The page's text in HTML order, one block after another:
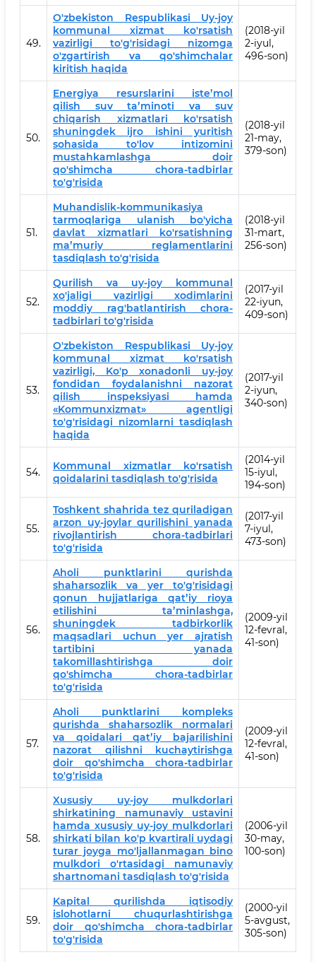
49.
O'zbekiston Respublikasi Uy-joy
kommunal xizmat ko'rsatish
vazirligi to'g'risidagi nizomga
o'zgartirish va qo'shimchalar
kiritish haqida
(2018-yil
2-iyul,
496-son)
50.
Energiya resurslarini isteʼmol
qilish suv taʼminoti va suv
chiqarish xizmatlari ko'rsatish
shuningdek ijro ishini yuritish
sohasida to'lov intizomini
mustahkamlashga doir
qo'shimcha chora-tadbirlar
to'g'risida
(2018-yil
21-may,
379-son)
51.
Muhandislik-kommunikasiya
tarmoqlariga ulanish bo'yicha
davlat xizmatlari ko'rsatishning
maʼmuriy reglamentlarini
tasdiqlash to'g'risida
(2018-yil
31-mart,
256-son)
52.
Qurilish va uy-joy kommunal
xo'jaligi vazirligi xodimlarini
moddiy rag'batlantirish chora-
tadbirlari to'g'risida
(2017-yil
22-iyun,
409-son)
53.
O'zbekiston Respublikasi Uy-joy
kommunal xizmat ko'rsatish
vazirligi, Ko'p xonadonli uy-joy
fondidan foydalanishni nazorat
qilish inspeksiyasi hamda
«Kommunxizmat» agentligi
to'g'risidagi nizomlarni tasdiqlash
haqida
(2017-yil
2-iyun,
340-son)
54.
Kommunal xizmatlar ko'rsatish
qoidalarini tasdiqlash to'g'risida
(2014-yil
15-iyul,
194-son)
55.
Toshkent shahrida tez quriladigan
arzon uy-joylar qurilishini yanada
rivojlantirish chora-tadbirlari
to'g'risida
(2017-yil
7-iyul,
473-son)
56.
Aholi punktlarini qurishda
shaharsozlik va yer to'g'risidagi
qonun hujjatlariga qatʼiy rioya
etilishini taʼminlashga,
shuningdek tadbirkorlik
maqsadlari uchun yer ajratish
tartibini yanada
takomillashtirishga doir
qo'shimcha chora-tadbirlar
to'g'risida
(2009-yil
12-fevral,
41-son)
57.
Aholi punktlarini kompleks
qurishda shaharsozlik normalari
va qoidalari qatʼiy bajarilishini
nazorat qilishni kuchaytirishga
doir qo'shimcha chora-tadbirlar
to'g'risida
(2009-yil
12-fevral,
41-son)
58.
Xususiy uy-joy mulkdorlari
shirkatining namunaviy ustavini
hamda xususiy uy-joy mulkdorlari
shirkati bilan ko'p kvartirali uydagi
turar joyga mo'ljallanmagan bino
mulkdori o'rtasidagi namunaviy
shartnomani tasdiqlash to'g'risida
(2006-yil
30-may,
100-son)
59.
Kapital qurilishda iqtisodiy
islohotlarni chuqurlashtirishga
doir qo'shimcha chora-tadbirlar
to'g'risida
(2000-yil
5-avgust,
305-son)